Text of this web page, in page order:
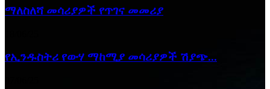
ማለስለሻ መሳሪያዎች የጥገና መመሪያ
የኢንዱስትሪ የውሃ ማከሚያ መሳሪያዎች ሽያጭ...